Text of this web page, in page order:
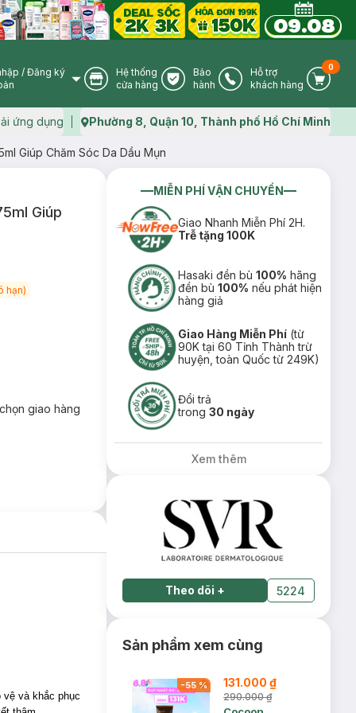
User Icon
/ Đăng ký
Store Icon
Hệ thống
cửa hàng
Warranty Icon
Bảo
hành
Phone Icon
Hỗ trợ
khách hàng
Cart
0
ứng dụng Map icon
Phường 8, Quận 10, Thành phố Hồ Chí Minh
Giúp Chăm Sóc Da Dầu Mụn
Giúp
hạn)
giao hàng
vệ và khắc phục
MIỄN PHÍ VẬN CHUYỂN
Giao Nhanh Miễn Phí 2H.
Trễ tặng 100K
Hasaki đền bù100% hãng
đền bù100% nếu phát hiện
hàng giả
Giao Hàng Miễn Phí (từ
90K tại 60 Tỉnh Thành trừ
huyện, toàn Quốc từ 249K)
Đổi trả
trong30 ngày
Xem thêm
Theo dõi + 5224
Sản phẩm xem cùng
-55% 131.000 ₫
290.000 ₫